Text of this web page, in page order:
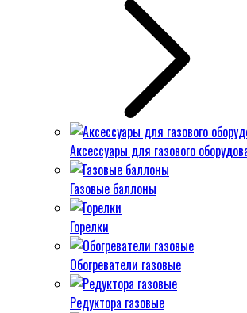
Аксессуары для газового
Газовые баллоны
Горелки
Обогреватели газовые
Редуктора газовые